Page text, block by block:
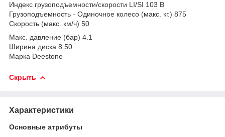
Индекс грузоподъемности/скорости LI/SI 103 B
Грузоподъемность - Одиночное колесо (макс. кг.) 875
Скорость (макс. км/ч) 50
Макс. давление (бар) 4.1
Ширина диска 8.50
Марка Deestone
Скрыть
Характеристики
Основные атрибуты